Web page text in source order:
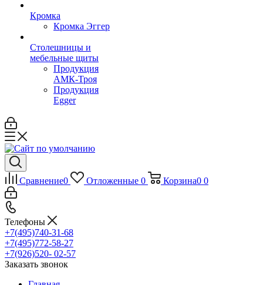
Кромка
Кромка Эггер
Столешницы и
мебельные щиты
Продукция
АМК-Троя
Продукция
Egger
Сравнение0 Отложенные 0 Корзина0 0
Телефоны
+7(495)740-31-68
+7(495)772-58-27
+7(926)520- 02-57
Заказать звонок